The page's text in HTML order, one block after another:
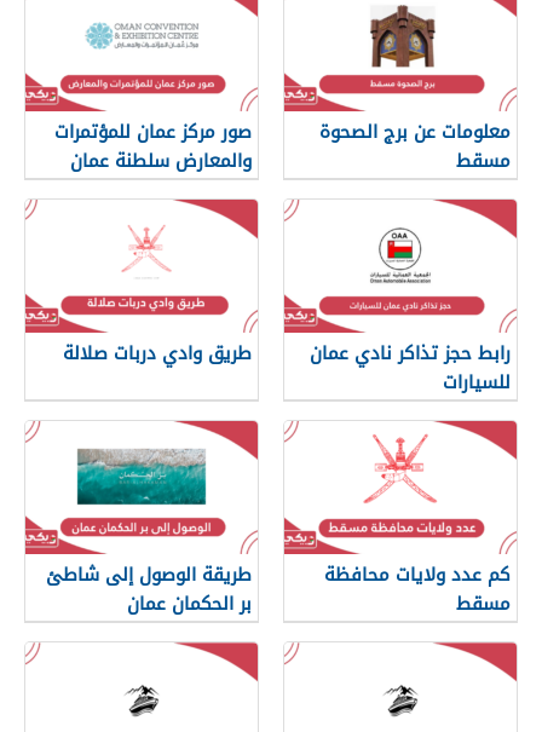
معلومات عن برج الصحوة
مسقط
صور مركز عمان للمؤتمرات
والمعارض سلطنة عمان
رابط حجز تذاكر نادي عمان
للسيارات
طريق وادي دربات صلالة
كم عدد ولايات محافظة
مسقط
طريقة الوصول إلى شاطئ
بر الحكمان عمان